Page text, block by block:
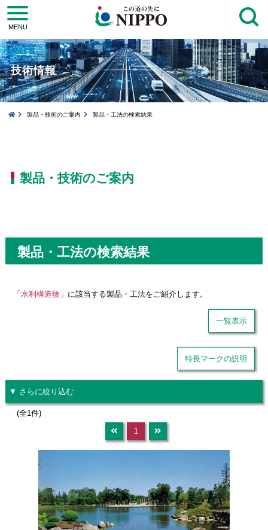
toggle
navigation
MENU
技術情報
製品・技術のご案内 製品・工法の検索結果
製品・技術のご案内
製品・工法の検索結果
「水利構造物」 に該当する製品・工法をご紹介します。
一覧表示
特長マークの説明
▼ さらに絞り込む
(全1件)
1